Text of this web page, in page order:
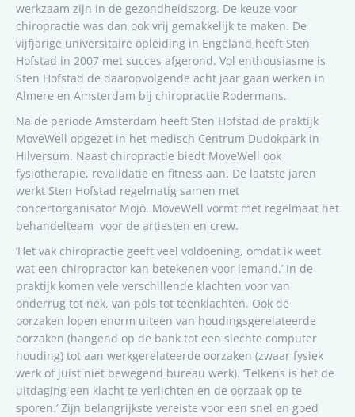
werkzaam zijn in de gezondheidszorg. De keuze voor
chiropractie was dan ook vrij gemakkelijk te maken. De
vijfjarige universitaire opleiding in Engeland heeft Sten
Hofstad in 2007 met succes afgerond. Vol enthousiasme is
Sten Hofstad de daaropvolgende acht jaar gaan werken in
Almere en Amsterdam bij chiropractie Rodermans.
Na de periode Amsterdam heeft Sten Hofstad de praktijk
MoveWell opgezet in het medisch Centrum Dudokpark in
Hilversum. Naast chiropractie biedt MoveWell ook
fysiotherapie, revalidatie en fitness aan. De laatste jaren
werkt Sten Hofstad regelmatig samen met
concertorganisator Mojo. MoveWell vormt met regelmaat het
behandelteam voor de artiesten en crew.
‘Het vak chiropractie geeft veel voldoening, omdat ik weet
wat een chiropractor kan betekenen voor iemand.’ In de
praktijk komen vele verschillende klachten voor van
onderrug tot nek, van pols tot teenklachten. Ook de
oorzaken lopen enorm uiteen van houdingsgerelateerde
oorzaken (hangend op de bank tot een slechte computer
houding) tot aan werkgerelateerde oorzaken (zwaar fysiek
werk of juist niet bewegend bureau werk). ‘Telkens is het de
uitdaging een klacht te verlichten en de oorzaak op te
sporen.’ Zijn belangrijkste vereiste voor een snel en goed